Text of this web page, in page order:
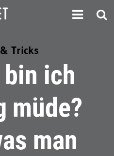
Tricks
ich
müde?
man